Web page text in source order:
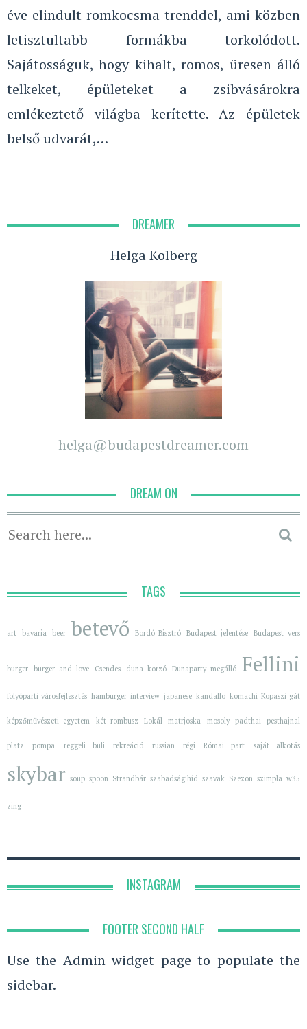
éve elindult romkocsma trenddel, ami közben
letisztultabb formákba torkolódott.
Sajátosságuk, hogy kihalt, romos, üresen álló
telkeket, épületeket a zsibvásárokra
emlékeztető világba kerítette. Az épületek
belső udvarát,…
DREAMER
Helga Kolberg
helga@budapestdreamer.com
DREAM ON
TAGS
art bavaria beer betevő Bordó Bisztró Budapest jelentése Budapest vers
burger burger and love Csendes duna korzó Dunaparty megálló Fellini
folyóparti városfejlesztés hamburger interview japanese kandallo komachi Kopaszi gát
képzőművészeti egyetem két rombusz Lokál matrjoska mosoly padthai pesthajnal
platz pompa reggeli buli rekreáció russian régi Római part saját alkotás
skybar soup spoon Strandbár szabadság híd szavak Szezon szimpla w35
zing
INSTAGRAM
FOOTER SECOND HALF
Use the Admin widget page to populate the
sidebar.